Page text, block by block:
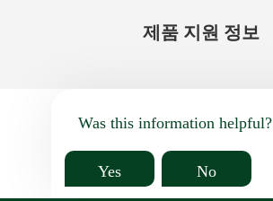
제품 지원 정보
Was this information helpful?
Yes No